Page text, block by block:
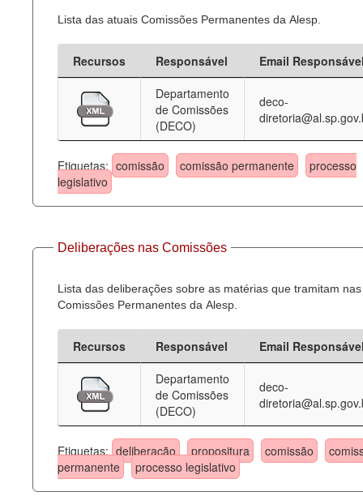
Lista das atuais Comissões Permanentes da Alesp.
Recursos Responsável
Email
Departamento
de Comissões
(DECO)
deco-
Etiquetas: comissão comissão permanente
processo
legislativo
Deliberações nas Comissões
Lista das deliberações sobre as matérias que tramitam nas
Comissões Permanentes da Alesp.
Recursos Responsável
Email
Departamento
de Comissões
(DECO)
deco-
Etiquetas: deliberação propositura comissão
permanente
processo legislativo